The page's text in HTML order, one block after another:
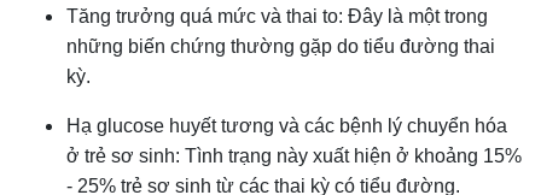
Tăng trưởng quá mức và thai to: Đây là một trong
những biến chứng thường gặp do tiểu đường thai
kỳ.
Hạ glucose huyết tương và các bệnh lý chuyển hóa
ở trẻ sơ sinh: Tình trạng này xuất hiện ở khoảng 15%
- 25% trẻ sơ sinh từ các thai kỳ có tiểu đường.